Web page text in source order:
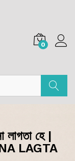
0
লাগতা হে |
LAGTA